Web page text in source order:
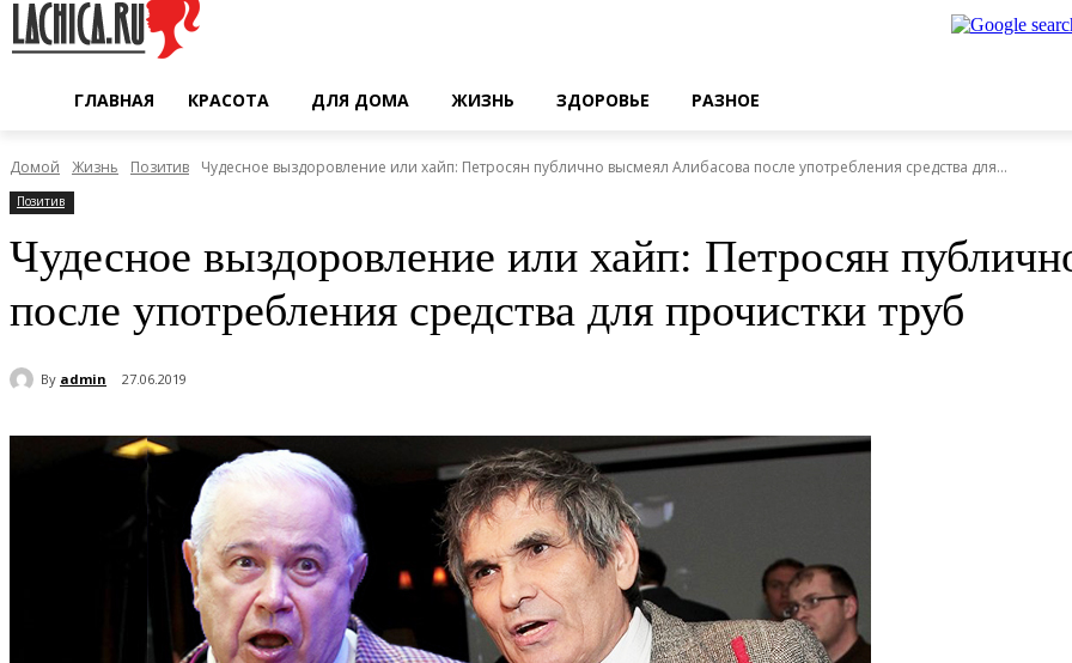
ГЛАВНАЯ КРАСОТА ДЛЯ ДОМА ЖИЗНЬ ЗДОРОВЬЕ РАЗНОЕ
Домой Жизнь Позитив Чудесное выздоровление или хайп: Петросян публично высмеял Алибасова после употребления средства для...
Позитив
Чудесное выздоровление или хайп: Петросян
после употребления средства для прочистки труб
By admin 27.06.2019